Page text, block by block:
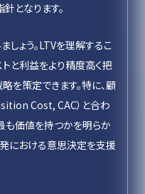
となります。
しょう。LTVを理解するこ
と利益をより精度高く把
を策定できます。特に、顧
Cost, CAC）と合わ
も価値を持つかを明らか
における意思決定を支援